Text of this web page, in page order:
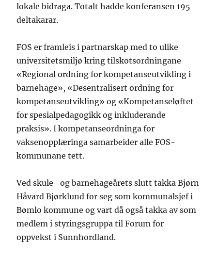
lokale bidraga. Totalt hadde konferansen 195
deltakarar.
FOS er framleis i partnarskap med to ulike
universitetsmiljø kring tilskotsordningane
«Regional ordning for kompetanseutvikling i
barnehage», «Desentralisert ordning for
kompetanseutvikling» og «Kompetanseløftet
for spesialpedagogikk og inkluderande
praksis». I kompetanseordninga for
vaksenopplæringa samarbeider alle FOS-
kommunane tett.
Ved skule- og barnehageårets slutt takka Bjørn
Håvard Bjørklund for seg som kommunalsjef i
Bømlo kommune og vart då også takka av som
medlem i styringsgruppa til Forum for
oppvekst i Sunnhordland.